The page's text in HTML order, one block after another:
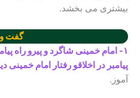
بیشتری می بخشد.
گفت
۱- امام خمینی شاگرد و پیرو راه
پیامبر در اخلاقو رفتار امام
آموز.